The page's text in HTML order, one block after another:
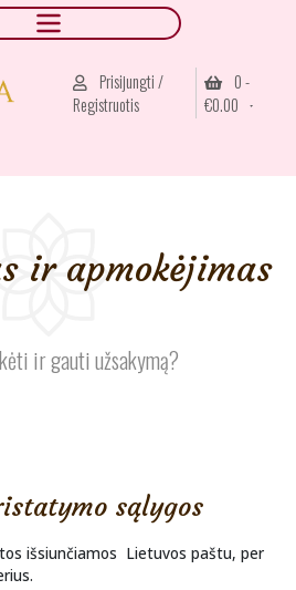
Prisijungti /
Registruotis
0 -
€0.00
ir apmokėjimas
ir gauti užsakymą?
sąlygos
išsiunčiamos Lietuvos paštu, per